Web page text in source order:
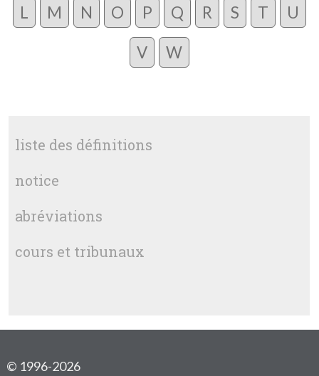
L M N O P Q R S T U
V W
liste des définitions
notice
abréviations
cours et tribunaux
© 1996-2026